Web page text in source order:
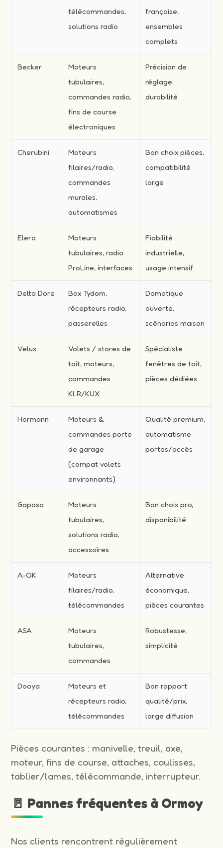
télécommandes,
solutions radio
française,
ensembles
complets
Becker
Moteurs
tubulaires,
commandes radio,
fins de course
électroniques
Précision de
réglage,
durabilité
Cherubini
Moteurs
filaires/radio,
commandes
murales,
automatismes
Bon choix pièces,
compatibilité
large
Elero
Moteurs
tubulaires, radio
ProLine, interfaces
Fiabilité
industrielle,
usage intensif
Delta Dore
Box Tydom,
récepteurs radio,
passerelles
Domotique
ouverte,
scénarios maison
Velux
Volets / stores de
toit, moteurs,
commandes
KLR/KUX
Spécialiste
fenêtres de toit,
pièces dédiées
Hörmann
Moteurs &
commandes porte
de garage
(compat volets
environnants)
Qualité premium,
automatisme
portes/accès
Gaposa
Moteurs
tubulaires,
solutions radio,
accessoires
Bon choix pro,
disponibilité
A-OK
Moteurs
filaires/radio,
télécommandes
Alternative
économique,
pièces courantes
ASA
Moteurs
tubulaires,
commandes
Robustesse,
simplicité
Dooya
Moteurs et
récepteurs radio,
télécommandes
Bon rapport
qualité/prix,
large diffusion
Pièces courantes : manivelle, treuil, axe,
moteur, fins de course, attaches, coulisses,
tablier/lames, télécommande, interrupteur.
🚪 Pannes fréquentes à Ormoy
Nos clients rencontrent régulièrement